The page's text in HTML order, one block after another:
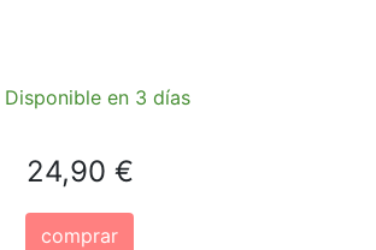
Disponible en 3 días
24,90 €
comprar